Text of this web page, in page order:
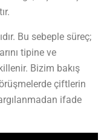
Bu sebeple süreç;
tipine ve
Bizim bakış
çiftlerin
ifade